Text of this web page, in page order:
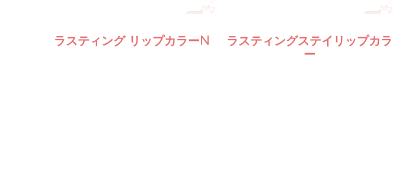
ラスティングリップカラーN
ラスティングステイリップカラ
ー